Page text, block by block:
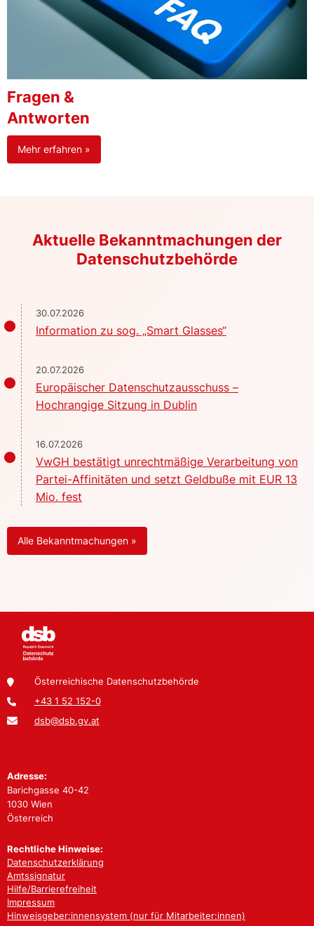
Fragen &
Antworten
Mehr erfahren »
Aktuelle Bekanntmachungen der
Datenschutzbehörde
30.07.2026
Information zu sog. „Smart Glasses“
20.07.2026
Europäischer Datenschutzausschuss –
Hochrangige Sitzung in Dublin
16.07.2026
VwGH bestätigt unrechtmäßige Verarbeitung von
Partei-Affinitäten und setzt Geldbuße mit EUR 13
Mio. fest
Alle Bekanntmachungen »
Österreichische Datenschutzbehörde
+43 1 52 152-0
dsb@dsb.gv.at
Adresse:
Barichgasse 40-42
1030 Wien
Österreich
Rechtliche Hinweise:
Datenschutzerklärung
Amtssignatur
Hilfe/Barrierefreiheit
Impressum
Hinweisgeber:innensystem (nur für Mitarbeiter:innen)